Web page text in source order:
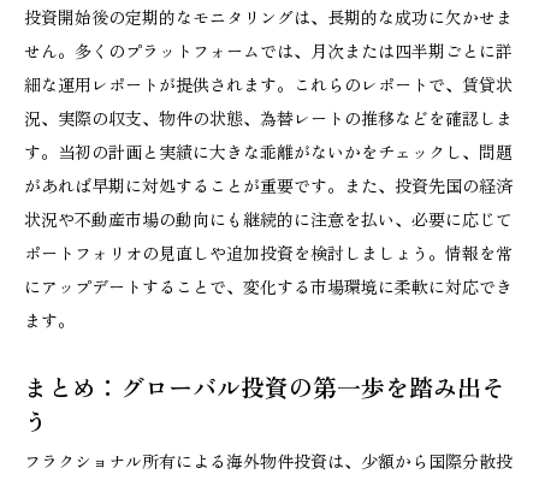
投資開始後の定期的なモニタリングは、長期的な成功に欠かせま
せん。多くのプラットフォームでは、月次または四半期ごとに詳
細な運用レポートが提供されます。これらのレポートで、賃貸状
況、実際の収支、物件の状態、為替レートの推移などを確認しま
す。当初の計画と実績に大きな乖離がないかをチェックし、問題
があれば早期に対処することが重要です。また、投資先国の経済
状況や不動産市場の動向にも継続的に注意を払い、必要に応じて
ポートフォリオの見直しや追加投資を検討しましょう。情報を常
にアップデートすることで、変化する市場環境に柔軟に対応でき
ます。
まとめ：グローバル投資の第一歩を踏み出そ
う
フラクショナル所有による海外物件投資は、少額から国際分散投